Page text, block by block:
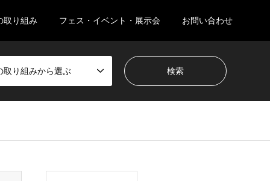
取り組み フェス・イベント・展示会 お問い合わせ
取り組みから選ぶ